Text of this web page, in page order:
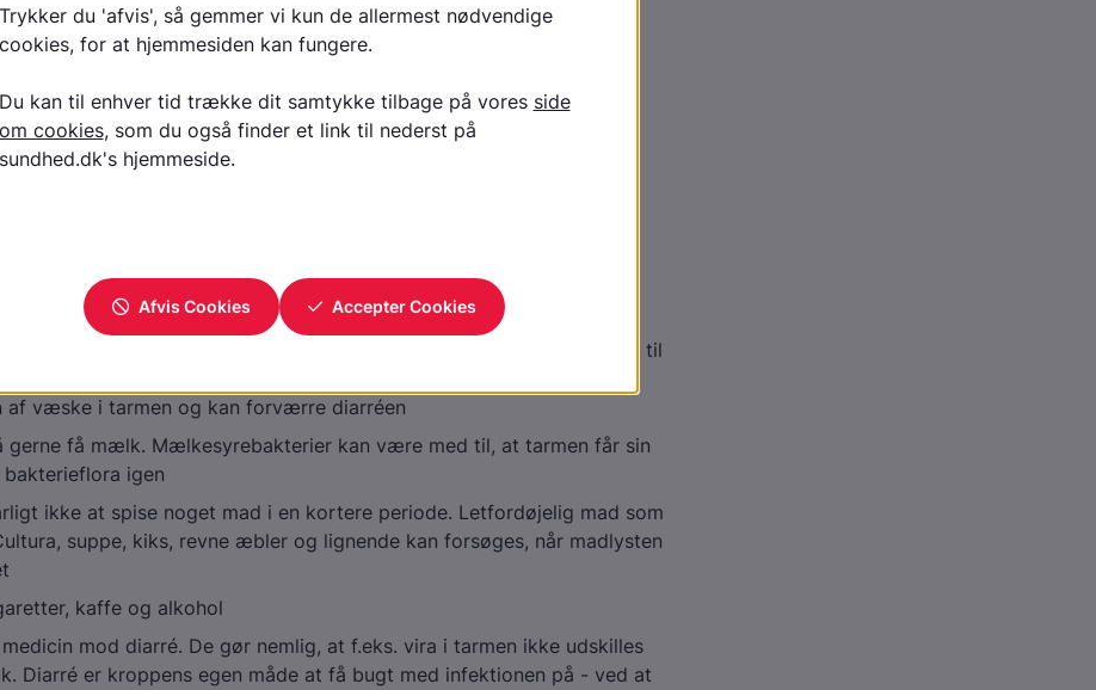
del af behandlingen er med andre ord tilførsel af væske.
omgangssyge
mængder væske ad gangen
- det kan også hjælpe lidt mod kvalmen
bør ammes ofte, men sygdommen kan medføre, at barnet ikke har
til at få nok mælk i sig. Giv derfor hyppige, små portioner væske i
sprøjte, flaske eller ske
kan du købe specielle væskeerstatninger, som også supplerer
for salt og sukker
er, at du får væske i sig. Børn bør derfor få alt det, som de har lyst til
dog søde drikke som fx sodavand og sød saft. De øger nemlig
af væske i tarmen og kan forværre diarréen
gerne få mælk. Mælkesyrebakterier kan være med til, at tarmen får sin
bakterieflora igen
ikke at spise noget mad i en kortere periode. Letfordøjelig mad som
suppe, kiks, revne æbler og lignende kan forsøges, når madlysten
kaffe og alkohol
mod diarré. De gør nemlig, at f.eks. vira i tarmen ikke udskilles
Diarré er kroppens egen måde at få bugt med infektionen på - ved at